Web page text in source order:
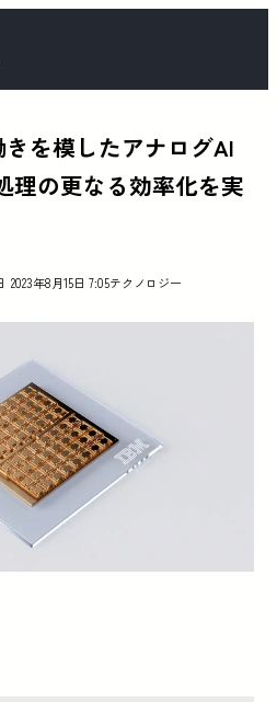
を模したアナログAI
理の更なる効率化を実
2023年8月15日 7:05テクノロジー